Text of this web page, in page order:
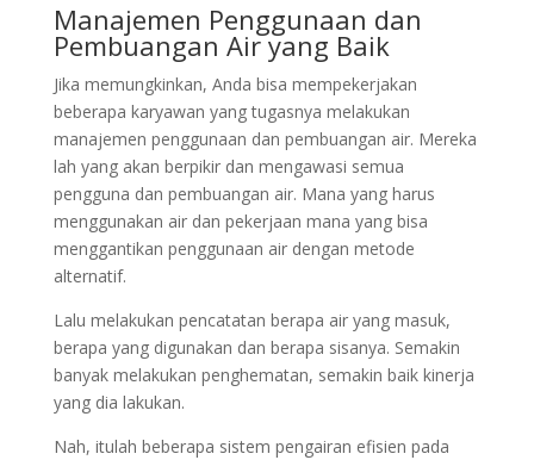
Manajemen Penggunaan dan
Pembuangan Air yang Baik
Jika memungkinkan, Anda bisa mempekerjakan
beberapa karyawan yang tugasnya melakukan
manajemen penggunaan dan pembuangan air. Mereka
lah yang akan berpikir dan mengawasi semua
pengguna dan pembuangan air. Mana yang harus
menggunakan air dan pekerjaan mana yang bisa
menggantikan penggunaan air dengan metode
alternatif.
Lalu melakukan pencatatan berapa air yang masuk,
berapa yang digunakan dan berapa sisanya. Semakin
banyak melakukan penghematan, semakin baik kinerja
yang dia lakukan.
Nah, itulah beberapa sistem pengairan efisien pada